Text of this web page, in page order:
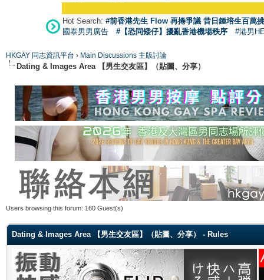
Hot Search: #前香港先生 Flow 再捲爭議 昔日鍾培生百萬
國泰男男廣告
#【恐同矮仔】擾亂香港機場秩序 #港男
HKGAY 同志資訊平台 › Main Discussions 主版討論
Dating & Images Area 【男生交友區】（貼圖、分享）
Users browsing this forum: 160 Guest(s)
Dating & Images Area 【男生交友區】（貼圖、分享） - Rules